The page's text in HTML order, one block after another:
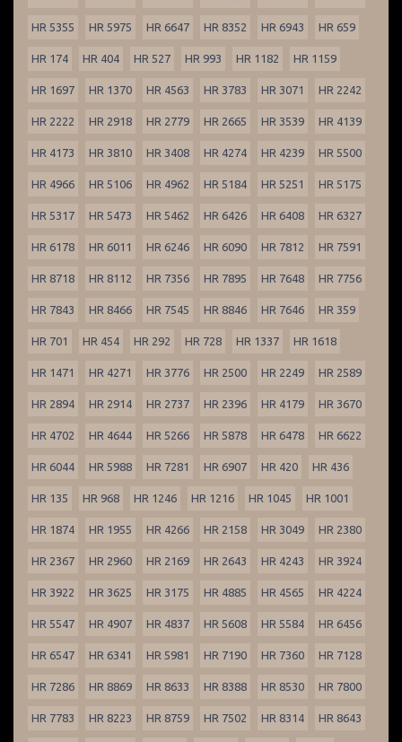
HR 5355 HR 5975 HR 6647 HR 8352 HR 6943 HR 659
HR 174 HR 404 HR 527 HR 993 HR 1182 HR 1159
HR 1697 HR 1370 HR 4563 HR 3783 HR 3071 HR 2242
HR 2222 HR 2918 HR 2779 HR 2665 HR 3539 HR 4139
HR 4173 HR 3810 HR 3408 HR 4274 HR 4239 HR 5500
HR 4966 HR 5106 HR 4962 HR 5184 HR 5251 HR 5175
HR 5317 HR 5473 HR 5462 HR 6426 HR 6408 HR 6327
HR 6178 HR 6011 HR 6246 HR 6090 HR 7812 HR 7591
HR 8718 HR 8112 HR 7356 HR 7895 HR 7648 HR 7756
HR 7843 HR 8466 HR 7545 HR 8846 HR 7646 HR 359
HR 701 HR 454 HR 292 HR 728 HR 1337 HR 1618
HR 1471 HR 4271 HR 3776 HR 2500 HR 2249 HR 2589
HR 2894 HR 2914 HR 2737 HR 2396 HR 4179 HR 3670
HR 4702 HR 4644 HR 5266 HR 5878 HR 6478 HR 6622
HR 6044 HR 5988 HR 7281 HR 6907 HR 420 HR 436
HR 135 HR 968 HR 1246 HR 1216 HR 1045 HR 1001
HR 1874 HR 1955 HR 4266 HR 2158 HR 3049 HR 2380
HR 2367 HR 2960 HR 2169 HR 2643 HR 4243 HR 3924
HR 3922 HR 3625 HR 3175 HR 4885 HR 4565 HR 4224
HR 5547 HR 4907 HR 4837 HR 5608 HR 5584 HR 6456
HR 6547 HR 6341 HR 5981 HR 7190 HR 7360 HR 7128
HR 7286 HR 8869 HR 8633 HR 8388 HR 8530 HR 7800
HR 7783 HR 8223 HR 8759 HR 7502 HR 8314 HR 8643